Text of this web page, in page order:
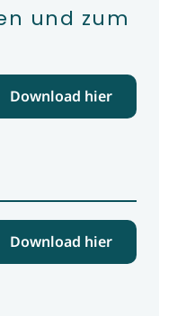
und zum
Download hier
Download hier